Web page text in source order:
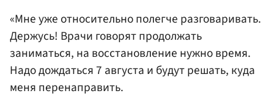
«Мне уже относительно полегче разговаривать.
Держусь! Врачи говорят продолжать
заниматься, на восстановление нужно время.
Надо дождаться 7 августа и будут решать, куда
меня перенаправить.